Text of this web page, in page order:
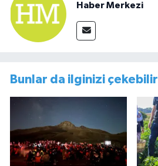
Haber Merkezi
Bunlar da ilginizi çekebilir